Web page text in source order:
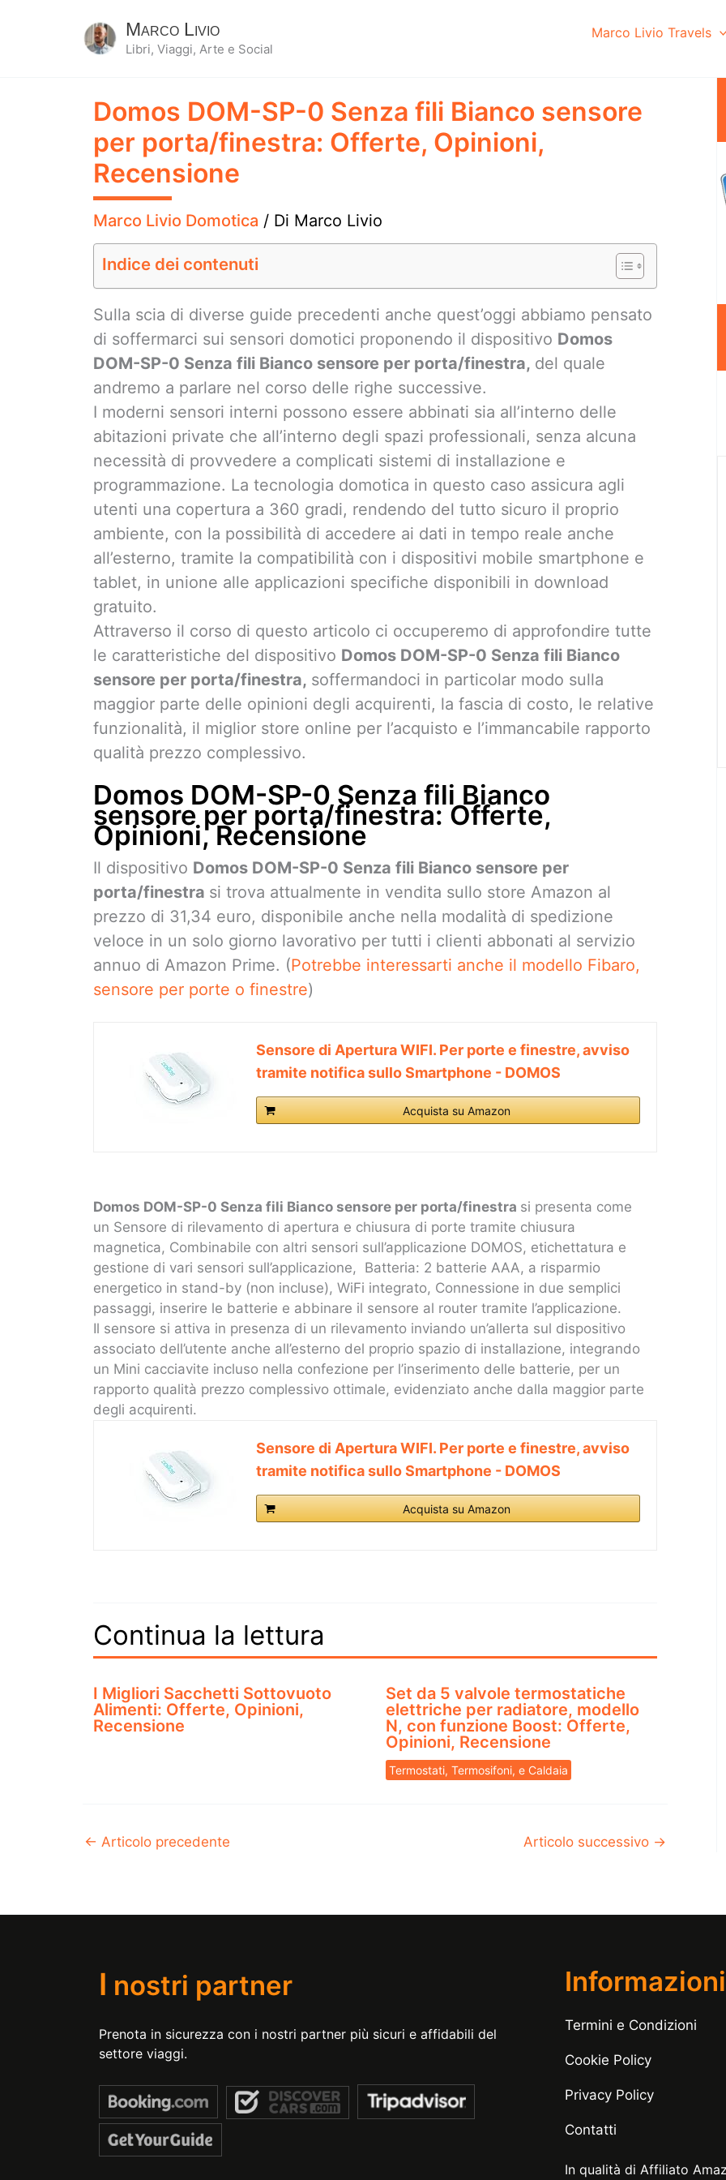
Marco Livio
Libri, Viaggi, Arte e Social
Marco Livio Travels
Domos DOM-SP-0 Senza fili Bianco sensore
per porta/finestra: Offerte, Opinioni,
Recensione
Marco Livio Domotica / Di Marco Livio
Indice dei contenuti
Sulla scia di diverse guide precedenti anche quest’oggi abbiamo pensato
di soffermarci sui sensori domotici proponendo il dispositivo Domos
DOM-SP-0 Senza fili Bianco sensore per porta/finestra, del quale
andremo a parlare nel corso delle righe successive.
I moderni sensori interni possono essere abbinati sia all’interno delle
abitazioni private che all’interno degli spazi professionali, senza alcuna
necessità di provvedere a complicati sistemi di installazione e
programmazione. La tecnologia domotica in questo caso assicura agli
utenti una copertura a 360 gradi, rendendo del tutto sicuro il proprio
ambiente, con la possibilità di accedere ai dati in tempo reale anche
all’esterno, tramite la compatibilità con i dispositivi mobile smartphone e
tablet, in unione alle applicazioni specifiche disponibili in download
gratuito.
Attraverso il corso di questo articolo ci occuperemo di approfondire tutte
le caratteristiche del dispositivo Domos DOM-SP-0 Senza fili Bianco
sensore per porta/finestra, soffermandoci in particolar modo sulla
maggior parte delle opinioni degli acquirenti, la fascia di costo, le relative
funzionalità, il miglior store online per l’acquisto e l’immancabile rapporto
qualità prezzo complessivo.
Domos DOM-SP-0 Senza fili Bianco
sensore per porta/finestra: Offerte,
Opinioni, Recensione
Il dispositivo Domos DOM-SP-0 Senza fili Bianco sensore per
porta/finestra si trova attualmente in vendita sullo store Amazon al
prezzo di 31,34 euro, disponibile anche nella modalità di spedizione
veloce in un solo giorno lavorativo per tutti i clienti abbonati al servizio
annuo di Amazon Prime. (Potrebbe interessarti anche il modello Fibaro,
sensore per porte o finestre)
Sensore di Apertura WIFI. Per porte e finestre, avviso
tramite notifica sullo Smartphone - DOMOS
Acquista su Amazon
Domos DOM-SP-0 Senza fili Bianco sensore per porta/finestra si presenta come
un Sensore di rilevamento di apertura e chiusura di porte tramite chiusura
magnetica, Combinabile con altri sensori sull’applicazione DOMOS, etichettatura e
gestione di vari sensori sull’applicazione, Batteria: 2 batterie AAA, a risparmio
energetico in stand-by (non incluse), WiFi integrato, Connessione in due semplici
passaggi, inserire le batterie e abbinare il sensore al router tramite l’applicazione.
Il sensore si attiva in presenza di un rilevamento inviando un’allerta sul dispositivo
associato dell’utente anche all’esterno del proprio spazio di installazione, integrando
un Mini cacciavite incluso nella confezione per l’inserimento delle batterie, per un
rapporto qualità prezzo complessivo ottimale, evidenziato anche dalla maggior parte
degli acquirenti.
Sensore di Apertura WIFI. Per porte e finestre, avviso
tramite notifica sullo Smartphone - DOMOS
Acquista su Amazon
Continua la lettura
I Migliori Sacchetti Sottovuoto
Alimenti: Offerte, Opinioni,
Recensione
Set da 5 valvole termostatiche
elettriche per radiatore, modello
N, con funzione Boost: Offerte,
Opinioni, Recensione
Termostati, Termosifoni, e Caldaia
← Articolo precedente Articolo successivo →
I nostri partner
Prenota in sicurezza con i nostri partner più sicuri e affidabili del
settore viaggi.
Informazioni
Termini e Condizioni
Cookie Policy
Privacy Policy
Contatti
In qualità di Affiliato